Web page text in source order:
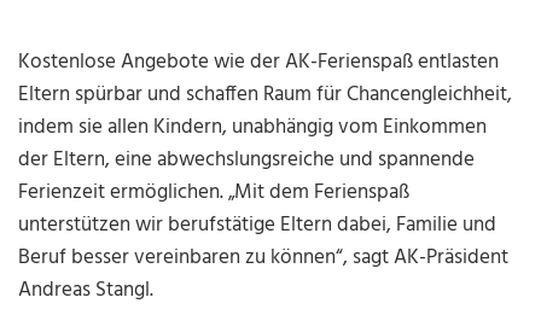
Kostenlose Angebote wie der AK-Ferienspaß entlasten
Eltern spürbar und schaffen Raum für Chancengleichheit,
indem sie allen Kindern, unabhängig vom Einkommen
der Eltern, eine abwechslungsreiche und spannende
Ferienzeit ermöglichen. „Mit dem Ferienspaß
unterstützen wir berufstätige Eltern dabei, Familie und
Beruf besser vereinbaren zu können“, sagt AK-Präsident
Andreas Stangl.